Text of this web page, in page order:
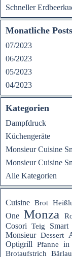
Schneller
Monatliche Posts
07/2023
06/2023
05/2023
04/2023
Kategorien
Dampfdruck
Küchengeräte
Monsieur Cuisine
Monsieur Cuisine
Alle Kategorien
Cuisine Brot
One Monza
Cosori Teig Smart
Monsieur Dessert
Optigrill Pfanne in
Brotaufstrich